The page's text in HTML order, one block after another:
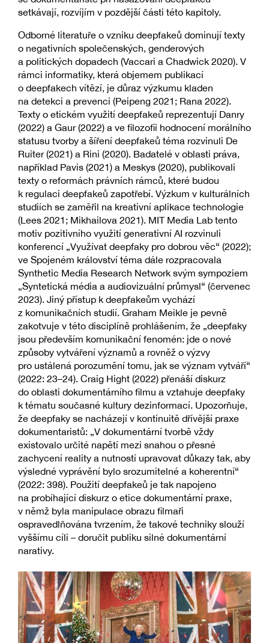
setkávají, rozvíjím v pozdější části této kapitoly.
Odborné literatuře o vzniku deepfakeů dominují texty
o negativních společenských, genderových
a politických dopadech (Vaccari a Chadwick 2020). V
rámci informatiky, která objemem publikací
o deepfakech vítězí, je důraz výzkumu kladen
na detekci a prevenci (Peipeng 2021; Rana 2022).
Texty o etickém využití deepfakeů reprezentují Danry
(2022) a Gaur (2022) a ve filozofii hodnocení morálního
statusu tvorby a šíření deepfakeů téma rozvinuli De
Ruiter (2021) a Rini (2020). Badatelé v oblasti práva,
například Pavis (2021) a Meskys (2020), publikovali
texty o reformách právních rámců, které budou
k regulaci deepfakeů zapotřebí. Výzkum v kulturálních
studiích se zaměřil na kreativní aplikace technologie
(Lees 2021; Mikhailova 2021). MIT Media Lab tento
motiv pozitivního využití generativní AI rozvinuli
konferencí „Využívat deepfaky pro dobrou věc“ (2022);
ve Spojeném království téma dále rozpracovala
Synthetic Media Research Network svým sympoziem
„Syntetická média a audiovizuální průmysl“ (červenec
2023). Jiný přístup k deepfakeům vychází
z komunikačních studií. Graham Meikle je pevně
zakotvuje v této disciplíně prohlášením, že „deepfaky
jsou především komunikační fenomén: jde o nové
způsoby vytváření významů a rovněž o výzvy
pro ustálená porozumění tomu, jak se význam vytváří“
(2022: 23–24). Craig Hight (2022) přenáší diskurz
do oblasti dokumentárního filmu a vztahuje deepfaky
k tématu současné kultury dezinformací. Upozorňuje,
že deepfaky se nacházejí v kontinuitě dřívější praxe
dokumentaristů: „V dokumentární tvorbě vždy
existovalo určité napětí mezi snahou o přesné
zachycení reality a nutností upravovat důkazy tak, aby
výsledné vyprávění bylo srozumitelné a koherentní“
(2022: 398). Použití deepfakeů je tak napojeno
na probíhající diskurz o etice dokumentární praxe,
v němž byla manipulace obrazu filmaři
ospravedlňována tvrzením, že takové techniky slouží
vyššímu cíli – doručit publiku silné dokumentární
narativy.